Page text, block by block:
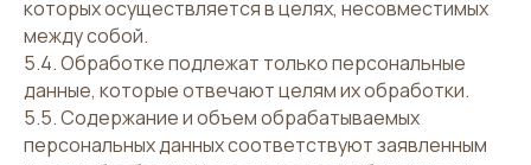
которых осуществляется в целях, несовместимых
между собой.
5.4. Обработке подлежат только персональные
данные, которые отвечают целям их обработки.
5.5. Содержание и объем обрабатываемых
персональных данных соответствуют заявленным